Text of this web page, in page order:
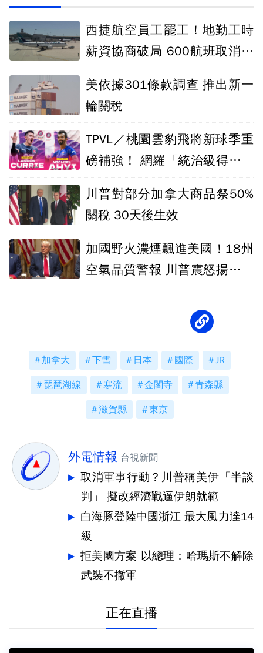
西捷航空員工罷工！地勤工時
薪資協商破局 600航班取消影
美依據301條款調查 推出新一
輪關稅
TPVL／桃園雲豹飛將新球季重
磅補強！ 網羅「統治級得分機
川普對部分加拿大商品祭50%
關稅 30天後生效
加國野火濃煙飄進美國！18州
空氣品質警報 川普震怒揚言加
加拿大 下雪 日本 國際 JR
琵琶湖線 寒流 金閣寺 青森縣
滋賀縣 東京
外電情報 台視新聞
取消軍事行動？川普稱美伊「半談
判」 擬改經濟戰逼伊朗就範
白海豚登陸中國浙江 最大風力達14
級
拒美國方案 以總理：哈瑪斯不解除
武裝不撤軍
正在直播